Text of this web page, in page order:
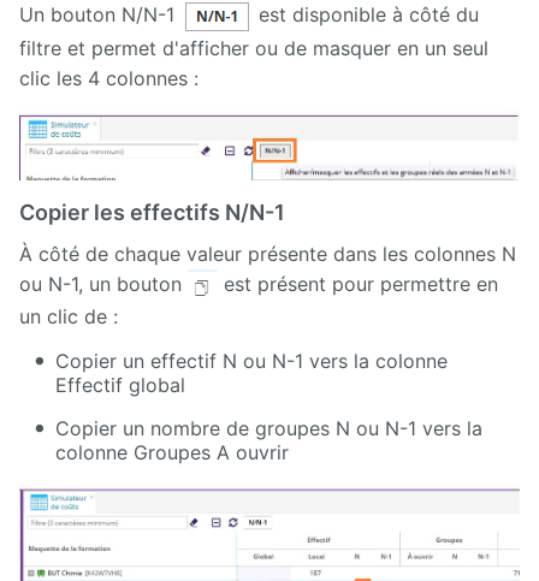
Un bouton N/N-1
est disponible à côté du
filtre et permet d'afficher ou de masquer en un seul
clic les 4 colonnes :
Copier les effectifs N/N-1
À côté de chaque valeur présente dans les colonnes N
ou N-1, un bouton
est présent pour permettre en
un clic de :
Copier un effectif N ou N-1 vers la colonne
Effectif global
Copier un nombre de groupes N ou N-1 vers la
colonne Groupes A ouvrir